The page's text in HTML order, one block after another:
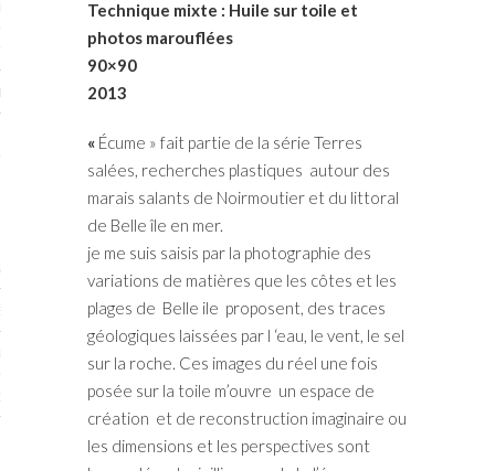
2017
MURS 2017-2018
PARISARTISTES # 2016
Technique mixte : Huile sur toile et
photos marouflées
90×90
2013
« Écume » fait partie de la série Terres
salées, recherches plastiques autour des
marais salants de Noirmoutier et du littoral
de Belle île en mer.
je me suis saisis par la photographie des
variations de matières que les côtes et les
plages de Belle ile proposent, des traces
géologiques laissées par l ‘eau, le vent, le sel
sur la roche. Ces images du réel une fois
posée sur la toile m’ouvre un espace de
création et de reconstruction imaginaire ou
les dimensions et les perspectives sont